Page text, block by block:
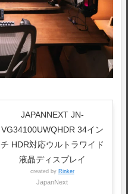
JAPANNEXT JN-
VG34100UWQHDR 34イン
チ HDR対応ウルトラワイド
液晶ディスプレイ
created by Rinker
JapanNext